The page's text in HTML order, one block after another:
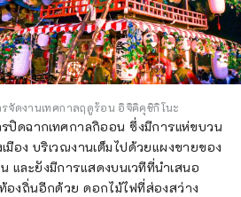
จัดงานเทศกาลฤดูร้อน อิจิคิคุชิกิโนะ
ปิดฉากเทศกาลกิออน ซึ่งมีการแห่ขบวน
มือง บริเวณงานเต็มไปด้วยแผงขายของ
และยังมีการแสดงบนเวทีที่นำเสนอ
องถิ่นอีกด้วย ดอกไม้ไฟที่ส่องสว่าง